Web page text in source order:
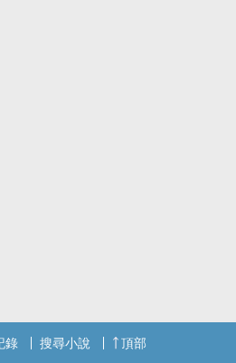
錄 搜尋小說 頂部